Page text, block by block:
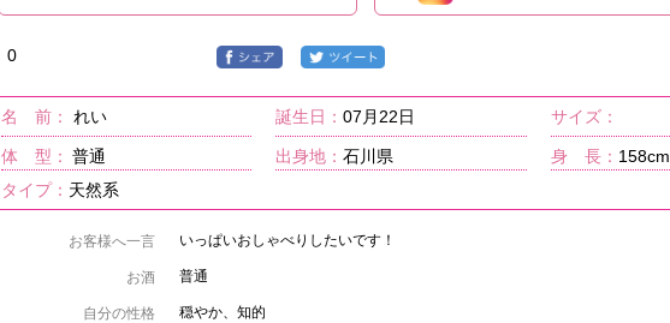
0
名 前： れい 誕生日：07月22日 サイズ：
体 型： 普通 出身地：石川県 身 長： 158cm
タイプ： 天然系
お客様へ一言 いっぱいおしゃべりしたいです！
お酒 普通
自分の性格 穏やか、知的